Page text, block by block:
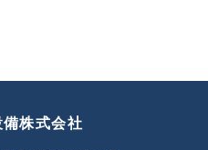
備株式会社